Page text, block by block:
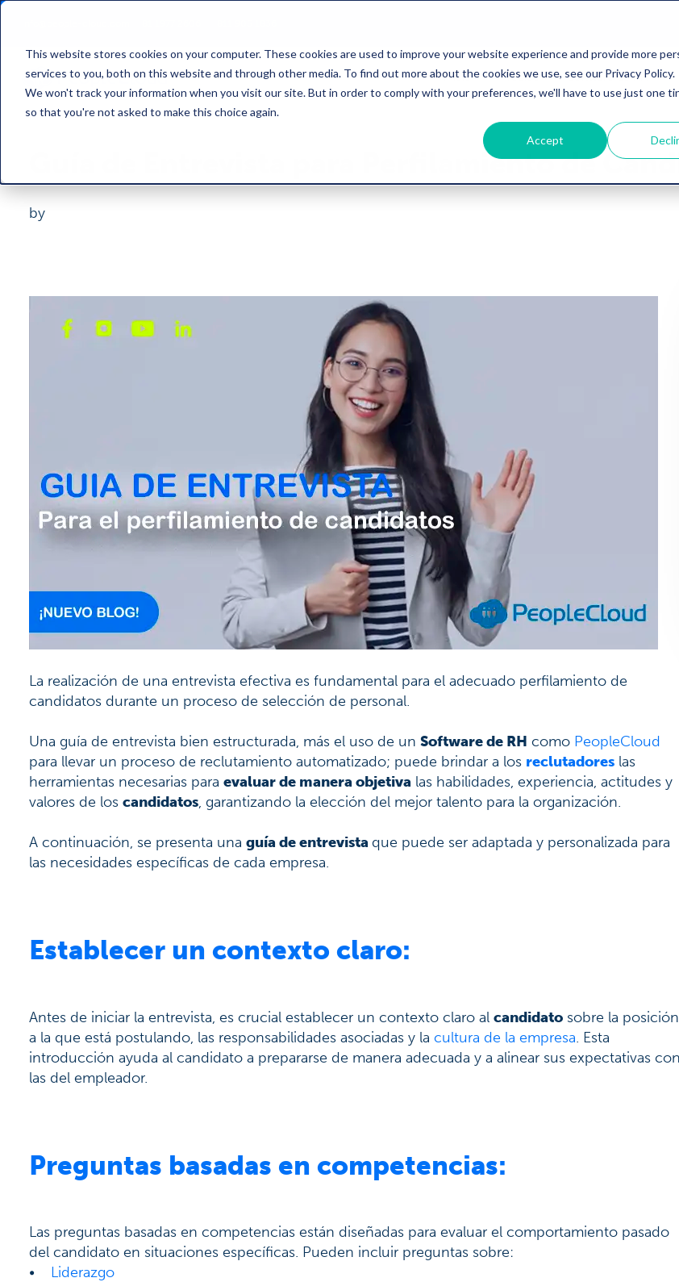
This website stores cookies on your computer. These cookies are used to improve your website experience and provide more
services to you, both on this website and through other media. To find out more about the cookies we use, see our Privacy Policy.
We won't track your information when you visit our site. But in order to comply with your preferences, we'll have to use just one
so that you're not asked to make this choice again.
Accept
Inicio Precios Software de RH
Guía de Entrevista para Perfilamiento de
by
La realización de una entrevista efectiva es fundamental para el adecuado perfilamiento de
candidatos durante un proceso de selección de personal.
Una guía de entrevista bien estructurada, más el uso de un Software de RH como PeopleCloud
para llevar un proceso de reclutamiento automatizado; puede brindar a los reclutadores las
herramientas necesarias para evaluar de manera objetiva las habilidades, experiencia, actitudes y
valores de los candidatos, garantizando la elección del mejor talento para la organización.
A continuación, se presenta una guía de entrevista que puede ser adaptada y personalizada para
las necesidades específicas de cada empresa.
Establecer un contexto claro:
Antes de iniciar la entrevista, es crucial establecer un contexto claro al candidato sobre la posición
a la que está postulando, las responsabilidades asociadas y la cultura de la empresa. Esta
introducción ayuda al candidato a prepararse de manera adecuada y a alinear sus expectativas con
las del empleador.
Preguntas basadas en competencias:
Las preguntas basadas en competencias están diseñadas para evaluar el comportamiento pasado
del candidato en situaciones específicas. Pueden incluir preguntas sobre:
• Liderazgo